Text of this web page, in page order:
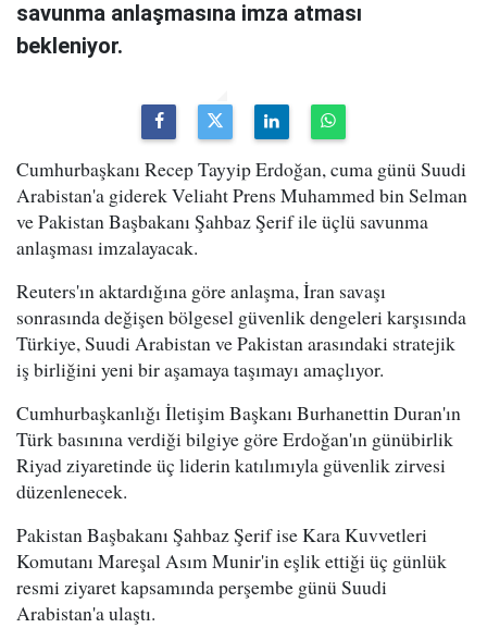
savunma anlaşmasına imza atması
bekleniyor.
Cumhurbaşkanı Recep Tayyip Erdoğan, cuma günü Suudi
Arabistan'a giderek Veliaht Prens Muhammed bin Selman
ve Pakistan Başbakanı Şahbaz Şerif ile üçlü savunma
anlaşması imzalayacak.
Reuters'ın aktardığına göre anlaşma, İran savaşı
sonrasında değişen bölgesel güvenlik dengeleri karşısında
Türkiye, Suudi Arabistan ve Pakistan arasındaki stratejik
iş birliğini yeni bir aşamaya taşımayı amaçlıyor.
Cumhurbaşkanlığı İletişim Başkanı Burhanettin Duran'ın
Türk basınına verdiği bilgiye göre Erdoğan'ın günübirlik
Riyad ziyaretinde üç liderin katılımıyla güvenlik zirvesi
düzenlenecek.
Pakistan Başbakanı Şahbaz Şerif ise Kara Kuvvetleri
Komutanı Mareşal Asım Munir'in eşlik ettiği üç günlük
resmi ziyaret kapsamında perşembe günü Suudi
Arabistan'a ulaştı.